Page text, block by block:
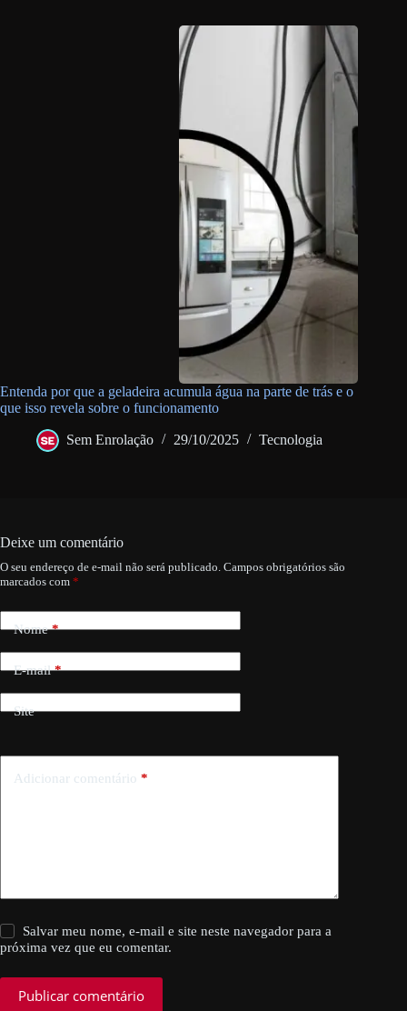
Entenda por que a geladeira acumula água na parte de trás e o
que isso revela sobre o funcionamento
Sem Enrolação 29/10/2025 Tecnologia
Deixe um comentário
O seu endereço de e-mail não será publicado. Campos obrigatórios são
marcados com *
Nome*
E-mail*
Site
Adicionar comentário *
Salvar meu nome, e-mail e site neste navegador para a
próxima vez que eu comentar.
Publicar comentário